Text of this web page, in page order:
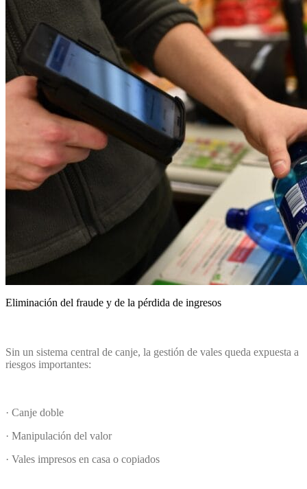
Eliminación del fraude y de la pérdida de ingresos
Sin un sistema central de canje, la gestión de vales queda expuesta a
riesgos importantes:
· Canje doble
· Manipulación del valor
· Vales impresos en casa o copiados